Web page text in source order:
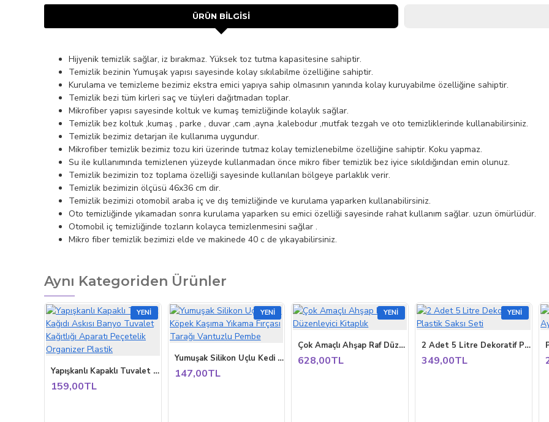
ÜRÜN BILGISI
Hijyenik temizlik sağlar, iz bırakmaz. Yüksek toz tutma kapasitesine sahiptir.
Temizlik bezinin Yumuşak yapısı sayesinde kolay sıkılabilme özelliğine sahiptir.
Kurulama ve temizleme bezimiz ekstra emici yapıya sahip olmasının yanında kolay kuruyabilme özelliğine sahiptir.
Temizlik bezi tüm kirleri saç ve tüyleri dağıtmadan toplar.
Mikrofiber yapısı sayesinde koltuk ve kumaş temizliğinde kolaylık sağlar.
Temizlik bez koltuk ,kumaş , parke , duvar ,cam ,ayna ,kalebodur ,mutfak tezgah ve oto temizliklerinde kullanabilirsiniz.
Temizlik bezimiz detarjan ile kullanıma uygundur.
Mikrofiber temizlik bezimiz tozu kiri üzerinde tutmaz kolay temizlenebilme özelliğine sahiptir. Koku yapmaz.
Su ile kullanımında temizlenen yüzeyde kullanmadan önce mikro fiber temizlik bez iyice sıkıldığından emin olunuz.
Temizlik bezimizin toz toplama özelliği sayesinde kullanılan bölgeye parlaklık verir.
Temizlik bezimizin ölçüsü 46x36 cm dir.
Temizlik bezimizi otomobil araba iç ve dış temizliğinde ve kurulama yaparken kullanabilirsiniz.
Oto temizliğinde yıkamadan sonra kurulama yaparken su emici özelliği sayesinde rahat kullanım sağlar. uzun ömürlüdür.
Otomobil iç temizliğinde tozların kolayca temizlenmesini sağlar .
Mikro fiber temizlik bezimizi elde ve makinede 40 c de yıkayabilirsiniz.
Aynı Kategoriden Ürünler
YENI
Yapışkanlı Kapaklı Tuvalet Kağıdı Askısı Banyo Tuvalet Kağıtlığı Aparatı Peçetelik Organizer Plastik
159,00TL
YENI
Yumuşak Silikon Uçlu Kedi Köpek Kaşıma Yıkama Fırçası Tarağı Vantuzlu Pembe
147,00TL
YENI
Çok Amaçlı Ahşap Raf Düzenleyici Kitaplık
628,00TL
YENI
2 Adet 5 Litre Dekoratif Plastik Saksı Seti
349,00TL